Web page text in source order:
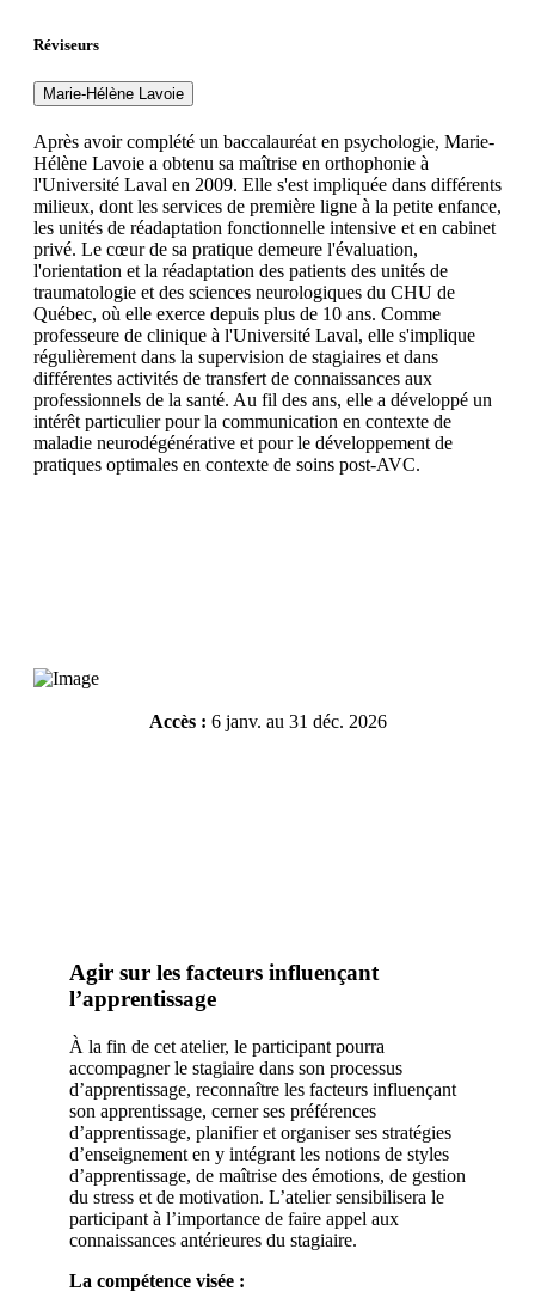
Réviseurs
Marie-Hélène Lavoie
Après avoir complété un baccalauréat en psychologie, Marie-
Hélène Lavoie a obtenu sa maîtrise en orthophonie à
l'Université Laval en 2009. Elle s'est impliquée dans différents
milieux, dont les services de première ligne à la petite enfance,
les unités de réadaptation fonctionnelle intensive et en cabinet
privé. Le cœur de sa pratique demeure l'évaluation,
l'orientation et la réadaptation des patients des unités de
traumatologie et des sciences neurologiques du CHU de
Québec, où elle exerce depuis plus de 10 ans. Comme
professeure de clinique à l'Université Laval, elle s'implique
régulièrement dans la supervision de stagiaires et dans
différentes activités de transfert de connaissances aux
professionnels de la santé. Au fil des ans, elle a développé un
intérêt particulier pour la communication en contexte de
maladie neurodégénérative et pour le développement de
pratiques optimales en contexte de soins post-AVC.
Accès : 6 janv. au 31 déc. 2026
Agir sur les facteurs influençant
l’apprentissage
À la fin de cet atelier, le participant pourra
accompagner le stagiaire dans son processus
d’apprentissage, reconnaître les facteurs influençant
son apprentissage, cerner ses préférences
d’apprentissage, planifier et organiser ses stratégies
d’enseignement en y intégrant les notions de styles
d’apprentissage, de maîtrise des émotions, de gestion
du stress et de motivation. L’atelier sensibilisera le
participant à l’importance de faire appel aux
connaissances antérieures du stagiaire.
La compétence visée :